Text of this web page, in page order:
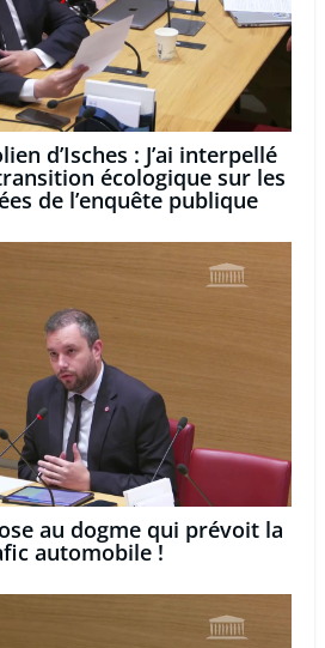
d’Isches : J’ai interpellé
écologique sur les
de l’enquête publique
au dogme qui prévoit la
automobile !